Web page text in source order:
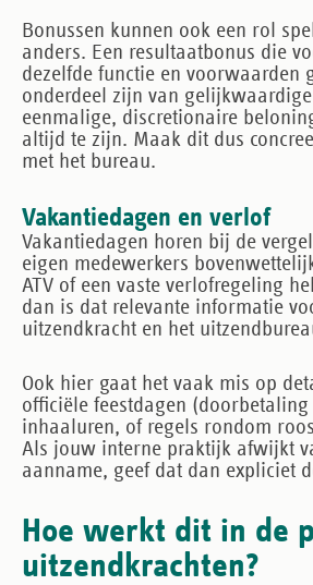
Bonussen kunnen ook een rol
anders. Een resultaatbonus die
dezelfde functie en voorwaarden
onderdeel zijn van
eenmalige, discretionaire
altijd te zijn. Maak dit dus
met het bureau.
Vakantiedagen en verlof
Vakantiedagen horen bij de
eigen medewerkers
ATV of een vaste verlofregeling
dan is dat relevante informatie
uitzendkracht en het
Ook hier gaat het vaak mis op
officiële feestdagen
inhaaluren, of regels rondom
Als jouw interne praktijk afwijkt
aanname, geef dat dan expliciet
Hoe werkt dit in de
uitzendkrachten?